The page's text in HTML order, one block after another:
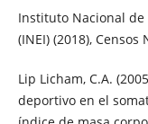
Instituto Nacional
(INEI) (2018), Censos
Lip Licham, C.A.
deportivo en el